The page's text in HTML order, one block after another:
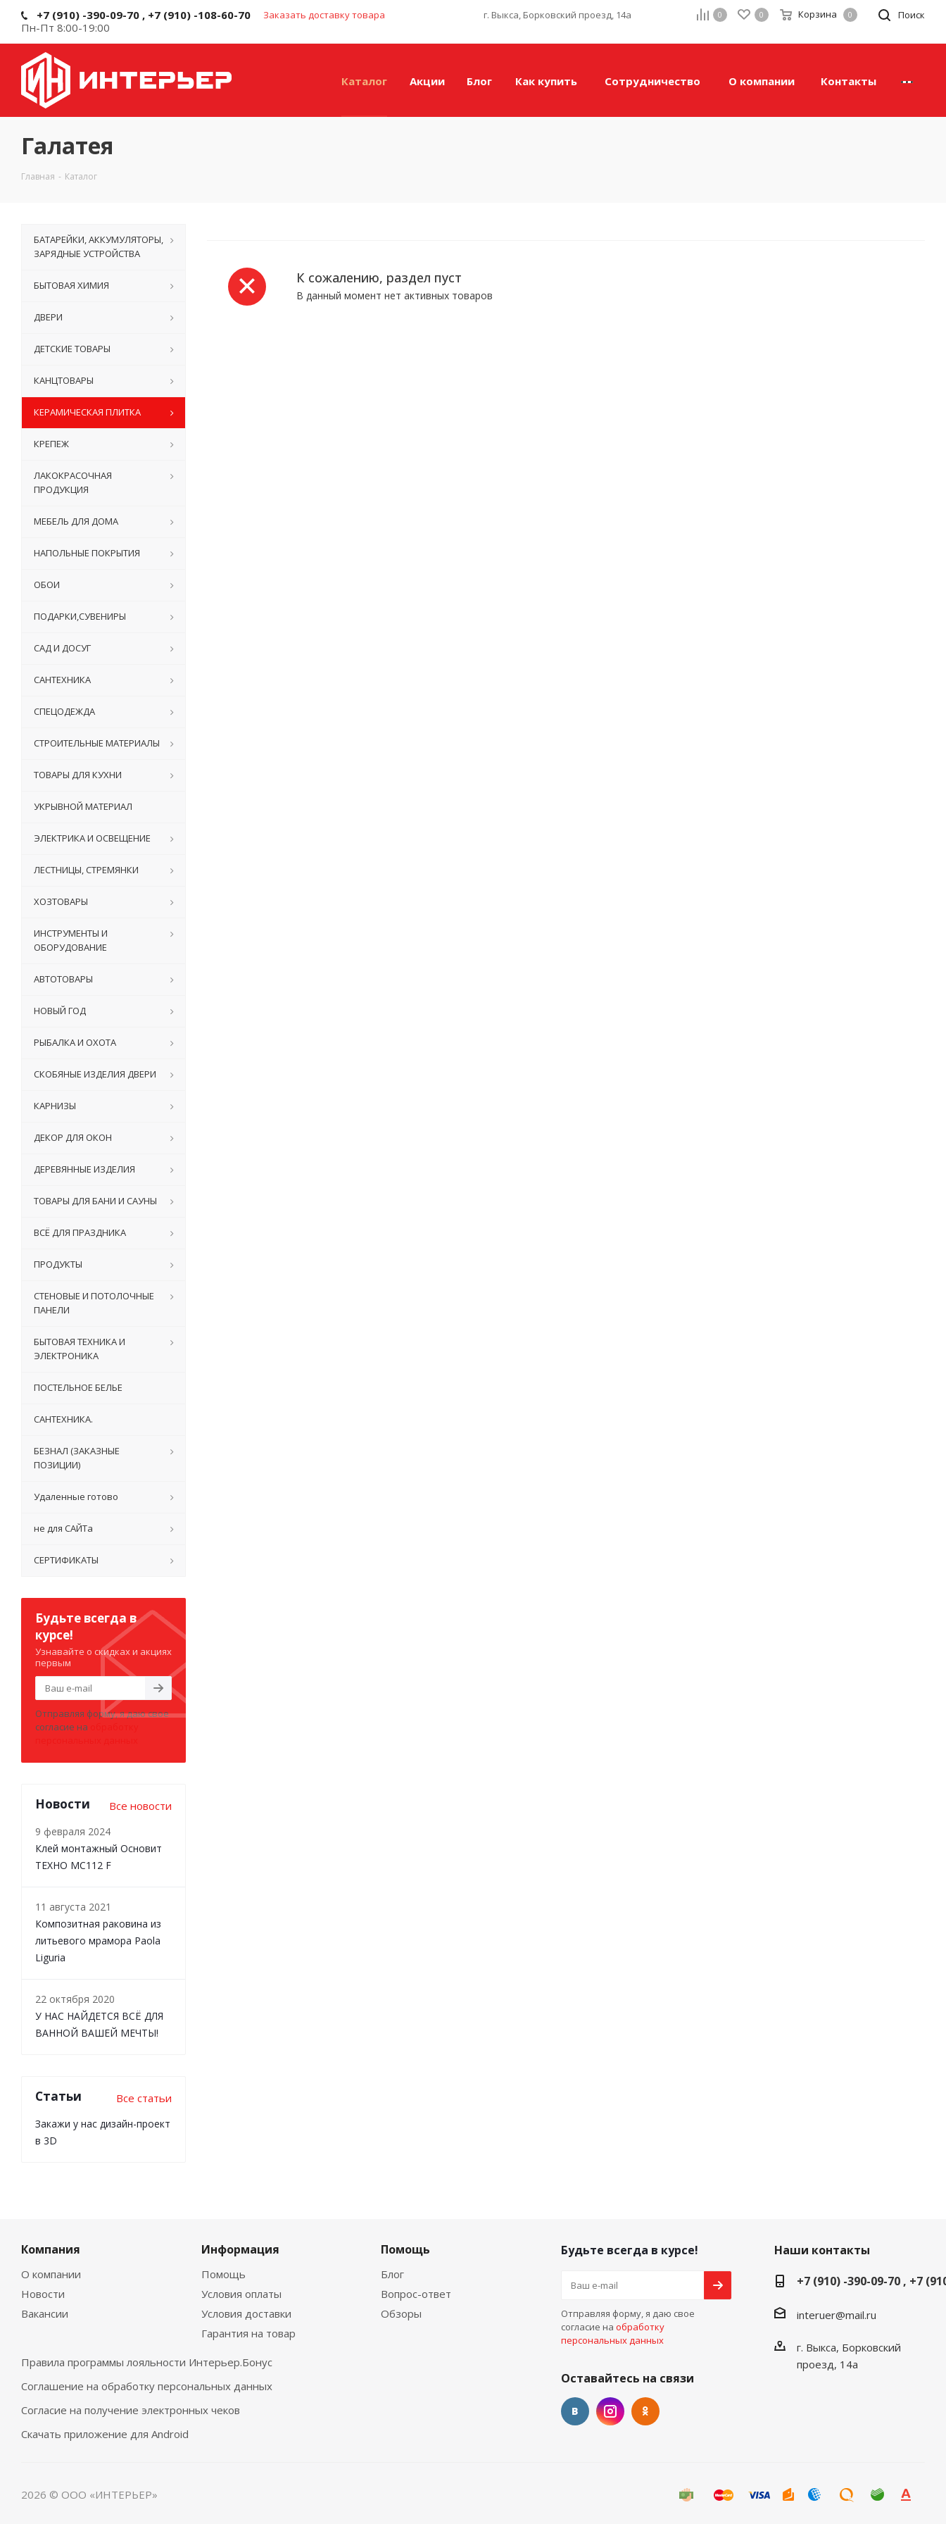
+7 (910) -390-09-70 , +7 (910) -108-60-70 Заказать доставку товара
Пн-Пт 8:00-19:00
г. Выкса, Борковский проезд, 14а Поиск
0 0 Корзина 0
Каталог Акции Блог Как купить Сотрудничество О компании Контакты
Галатея
Главная - Каталог
К сожалению, раздел пуст
В данный момент нет активных товаров
БАТАРЕЙКИ, АККУМУЛЯТОРЫ,
ЗАРЯДНЫЕ УСТРОЙСТВА
БЫТОВАЯ ХИМИЯ
ДВЕРИ
ДЕТСКИЕ ТОВАРЫ
КАНЦТОВАРЫ
КЕРАМИЧЕСКАЯ ПЛИТКА
КРЕПЕЖ
ЛАКОКРАСОЧНАЯ
ПРОДУКЦИЯ
МЕБЕЛЬ ДЛЯ ДОМА
НАПОЛЬНЫЕ ПОКРЫТИЯ
ОБОИ
ПОДАРКИ,СУВЕНИРЫ
САД И ДОСУГ
САНТЕХНИКА
СПЕЦОДЕЖДА
СТРОИТЕЛЬНЫЕ МАТЕРИАЛЫ
ТОВАРЫ ДЛЯ КУХНИ
УКРЫВНОЙ МАТЕРИАЛ
ЭЛЕКТРИКА И ОСВЕЩЕНИЕ
ЛЕСТНИЦЫ, СТРЕМЯНКИ
ХОЗТОВАРЫ
ИНСТРУМЕНТЫ И
ОБОРУДОВАНИЕ
АВТОТОВАРЫ
НОВЫЙ ГОД
РЫБАЛКА И ОХОТА
СКОБЯНЫЕ ИЗДЕЛИЯ ДВЕРИ
КАРНИЗЫ
ДЕКОР ДЛЯ ОКОН
ДЕРЕВЯННЫЕ ИЗДЕЛИЯ
ТОВАРЫ ДЛЯ БАНИ И САУНЫ
ВСЁ ДЛЯ ПРАЗДНИКА
ПРОДУКТЫ
СТЕНОВЫЕ И ПОТОЛОЧНЫЕ
ПАНЕЛИ
БЫТОВАЯ ТЕХНИКА И
ЭЛЕКТРОНИКА
ПОСТЕЛЬНОЕ БЕЛЬЕ
САНТЕХНИКА.
БЕЗНАЛ (ЗАКАЗНЫЕ
ПОЗИЦИИ)
Удаленные готово
не для САЙТа
СЕРТИФИКАТЫ
Будьте всегда в
курсе!
Узнавайте о скидках и акциях
первым
Отправляя форму, я даю свое
согласие на
Новости Все новости
9 февраля 2024
Клей монтажный Основит
ТЕХНО MC112 F
11 августа 2021
Композитная раковина из
литьевого мрамора Paola
Liguria
22 октября 2020
У НАС НАЙДЕТСЯ ВСЁ ДЛЯ
ВАННОЙ ВАШЕЙ МЕЧТЫ!
Статьи Все статьи
Закажи у нас дизайн-проект
в 3D
Компания
О компании
Новости
Вакансии
Информация
Помощь
Условия оплаты
Условия доставки
Гарантия на товар
Помощь
Блог
Вопрос-ответ
Обзоры
Правила программы лояльности Интерьер.Бонус
Соглашение на обработку персональных данных
Согласие на получение электронных чеков
Скачать приложение для Android
Будьте всегда в курсе!
Отправляя форму, я даю свое
согласие на обработку
персональных данных
Оставайтесь на связи
Наши контакты
+7 (910) -390-09-70 , +7
interuer@mail.ru
г. Выкса, Борковский
проезд, 14а
2026 © ООО «ИНТЕРЬЕР»